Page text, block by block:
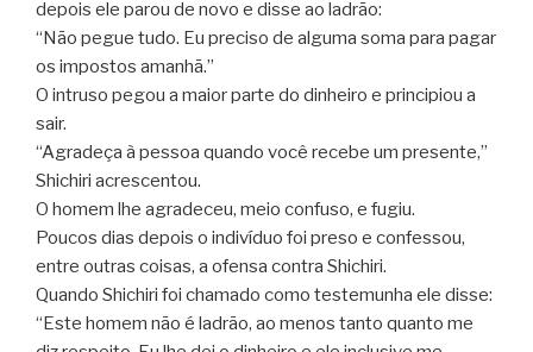
depois ele parou de novo e disse ao ladrão:
“Não pegue tudo. Eu preciso de alguma soma para pagar
os impostos amanhã.”
O intruso pegou a maior parte do dinheiro e principiou a
sair.
“Agradeça à pessoa quando você recebe um presente,”
Shichiri acrescentou.
O homem lhe agradeceu, meio confuso, e fugiu.
Poucos dias depois o indivíduo foi preso e confessou,
entre outras coisas, a ofensa contra Shichiri.
Quando Shichiri foi chamado como testemunha ele disse:
“Este homem não é ladrão, ao menos tanto quanto me